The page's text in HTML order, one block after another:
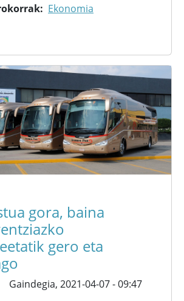
Ekonomia
gora, baina
gero eta
Gaindegia, 2021-04-07 - 09:47